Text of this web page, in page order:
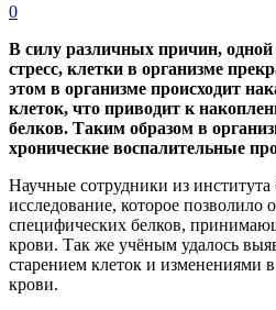
0
В силу различных причин,
стресс, клетки в организме
этом в организме происходит
клеток, что приводит к
белков. Таким образом в
хронические воспалительные
Научные сотрудники из института
исследование, которое позволило
специфических белков,
крови. Так же учёным удалось
старением клеток и изменениями
крови.